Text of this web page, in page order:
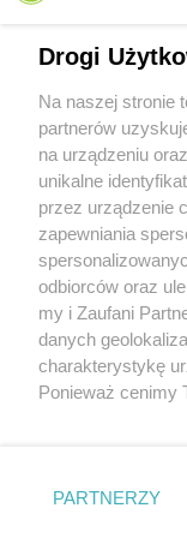
O FIRMIE
REKLAMA
Aktualności
Tcz24
Historia miasta
Drogi
Na naszej stronie
partnerów
na urządzeniu
unikalne
przez urządzenie
zapewniania
odbiorców oraz
my i Zaufani
danych
charakterystykę
Ponieważ cenimy
znajdujący się w
PARTNERZY